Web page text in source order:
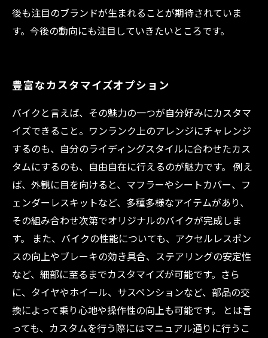
後も注目のブランドが生まれることが期待されていま
す。今後の動向にも注目していきたいところです。
豊富なカスタマイズオプション
バイクと言えば、その魅力の一つが自分好みにカスタマ
イズできること。ワンランク上のアレンジにチャレンジ
するのも、自分のライディングスタイルに合わせたカス
タムにするのも、自由自在に行えるのが魅力です。 例え
ば、外観に目を向けると、マフラーやシートカバー、フ
ェンダーレスキットなど、多種多様なアイテムがあり、
その組み合わせ次第でオリジナルのバイクが完成しま
す。 また、バイクの性能についても、アクセルレスポン
スの向上やブレーキの効き具合、ステアリングの安定性
など、細部に至るまでカスタマイズが可能です。さら
に、タイヤやホイール、サスペンションなど、部品の交
換によって乗り心地や操作性の向上も可能です。 とは言
っても、カスタムを行う際にはマニュアル通りに行うこ